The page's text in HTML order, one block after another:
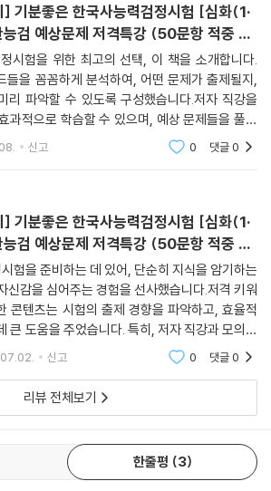
분좋은 한국사능력검정시험 [심화(1·
검 예상문제 저격특강 (50문항 적중 키
) 시험을 위한 최고의 선택, 이 책을 소개합니다.
들을 꼼꼼하게 분석하여, 어떤 문제가 출제될지,
리 파악할 수 있도록 구성했습니다.저자 직강을
과적으로 학습할 수 있으며, 예상 문제들을 풀어
있습니다. 또한, 해설 강의를 통해 궁금한 점을
신고 0 댓글0
분좋은 한국사능력검정시험 [심화(1·
검 예상문제 저격특강 (50문항 적중 키
험을 준비하는 데 있어, 단순히 지식을 암기하는
신감을 심어주는 경험을 선사했습니다.저격 키워
콘텐츠는 시험의 출제 경향을 파악하고, 효율적
큰 도움을 주었습니다. 특히, 저자 직강과 모의고
사한 환경에서 실력을 점검하고, 부족한 부분을
신고 0 댓글0
리뷰 전체보기
한줄평 3